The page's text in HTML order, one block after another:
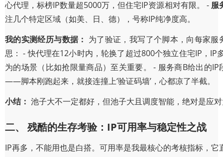
心代理，标榜IP数量超5000万，但住宅IP资源相对有限。 - 服
注几个特定区域（如美、日、德），号称IP纯净度高。
我的实测经历与数据： 为了验证，我写了个脚本，向每家
思： - 快代理在12小时内，轮换了超过800个独立住宅IP，
为的场景（比如抢限量商品）至关重要。 - 服务商B给出的
——脚本刚跑起来，就接连撞上‘验证码墙’，心都凉了半截。
小结： 池子大不一定都好，但池子大且调度智能，绝对是应
二、 残酷的生存考验：IP可用率与稳定性之战
IP再多，不能用也是白搭。可用率是我最核心的考核指标，